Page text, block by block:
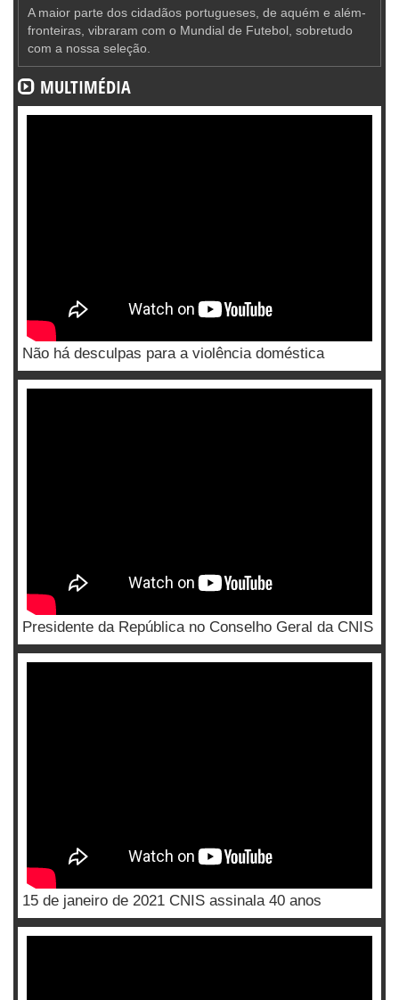
A maior parte dos cidadãos portugueses, de aquém e além-
fronteiras, vibraram com o Mundial de Futebol, sobretudo
com a nossa seleção.
MULTIMÉDIA
Não há desculpas para a violência doméstica
Presidente da República no Conselho Geral da CNIS
15 de janeiro de 2021 CNIS assinala 40 anos